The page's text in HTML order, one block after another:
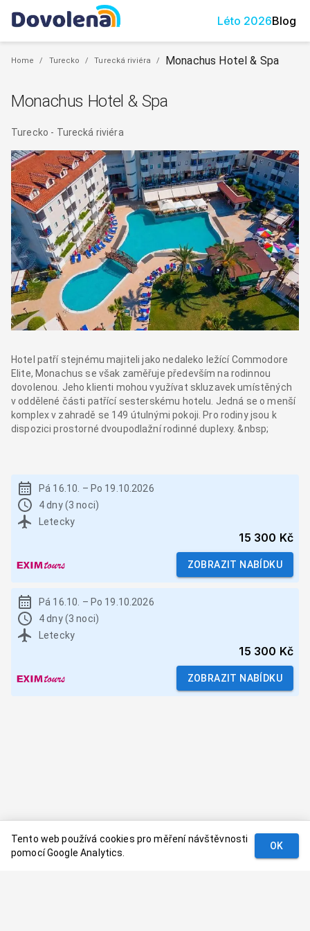
Léto 2026Blog
Home / Turecko / Turecká riviéra / Monachus Hotel & Spa
Monachus Hotel & Spa
Turecko - Turecká riviéra
Hotel patří stejnému majiteli jako nedaleko ležící Commodore
Elite, Monachus se však zaměřuje především na rodinnou
dovolenou. Jeho klienti mohou využívat skluzavek umístěných
v oddělené části patřící sesterskému hotelu. Jedná se o menší
komplex v zahradě se 149 útulnými pokoji. Pro rodiny jsou k
dispozici prostorné dvoupodlažní rodinné duplexy. &nbsp;
Pá 16.10. – Po 19.10.2026
4 dny (3 noci)
Letecky
15 300 Kč
ZOBRAZIT NABÍDKU
Pá 16.10. – Po 19.10.2026
4 dny (3 noci)
Letecky
15 300 Kč
ZOBRAZIT NABÍDKU
Tento web používá cookies pro měření návštěvnosti
pomocí Google Analytics.
OK